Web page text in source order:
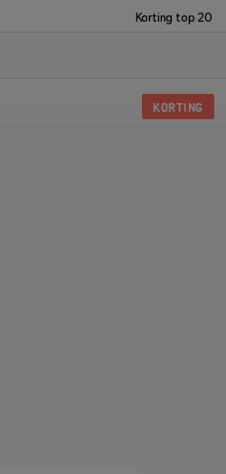
Korting top 20
KORTING